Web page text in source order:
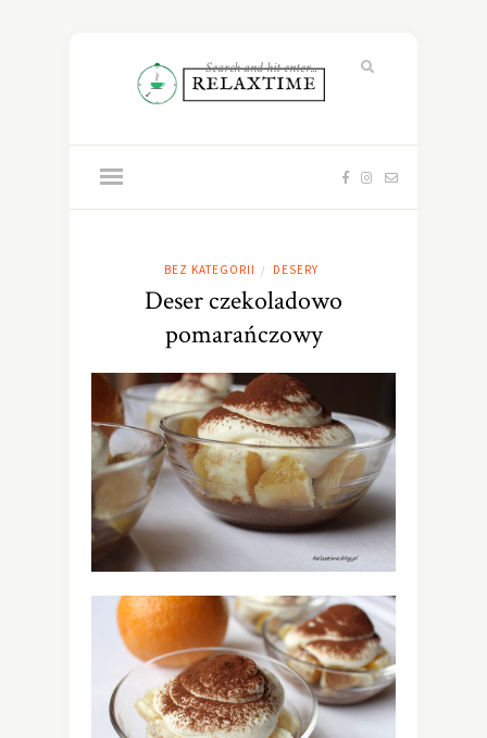
BEZ KATEGORII / DESERY
Deser czekoladowo
pomarańczowy